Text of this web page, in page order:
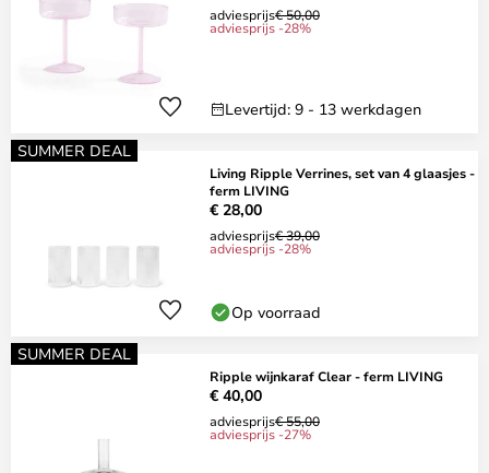
adviesprijs€ 50,00
adviesprijs -28%
Levertijd: 9 - 13 werkdagen
SUMMER DEAL
Living Ripple Verrines, set van 4 glaasjes -
ferm LIVING
€ 28,00
adviesprijs€ 39,00
adviesprijs -28%
Op voorraad
SUMMER DEAL
Ripple wijnkaraf Clear - ferm LIVING
€ 40,00
adviesprijs€ 55,00
adviesprijs -27%